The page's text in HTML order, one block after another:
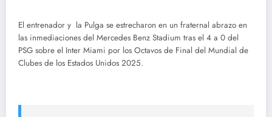
El entrenador y la Pulga se estrecharon en un fraternal abrazo en
las inmediaciones del Mercedes Benz Stadium tras el 4 a 0 del
PSG sobre el Inter Miami por los Octavos de Final del Mundial de
Clubes de los Estados Unidos 2025.